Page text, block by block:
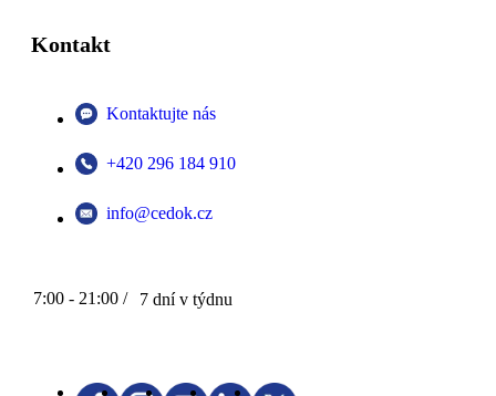
Kontakt
Kontaktujte nás
+420 296 184 910
info@cedok.cz
7:00 - 21:00 / 7 dní v týdnu